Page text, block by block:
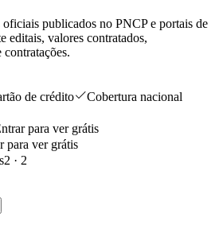
publicados no PNCP e portais de
editais, valores contratados,
de crédito
Cobertura nacional
para ver grátis
para ver grátis
2 · 2